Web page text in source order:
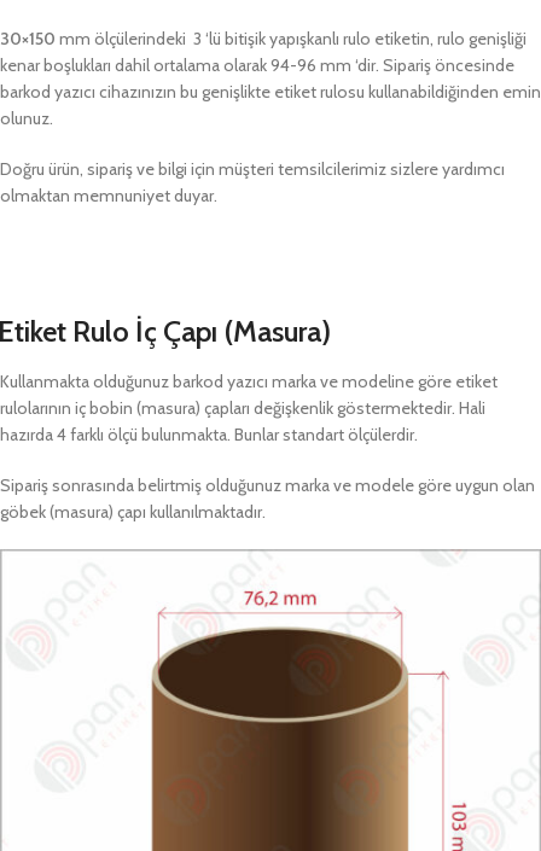
30×150 mm ölçülerindeki 3 ‘lü bitişik yapışkanlı rulo etiketin, rulo genişliği
kenar boşlukları dahil ortalama olarak 94-96 mm ‘dir. Sipariş öncesinde
barkod yazıcı cihazınızın bu genişlikte etiket rulosu kullanabildiğinden emin
olunuz.
Doğru ürün, sipariş ve bilgi için müşteri temsilcilerimiz sizlere yardımcı
olmaktan memnuniyet duyar.
Rulo İç Çapı (Masura)
Kullanmakta olduğunuz barkod yazıcı marka ve modeline göre etiket
rulolarının iç bobin (masura) çapları değişkenlik göstermektedir. Hali
hazırda 4 farklı ölçü bulunmakta. Bunlar standart ölçülerdir.
Sipariş sonrasında belirtmiş olduğunuz marka ve modele göre uygun olan
göbek (masura) çapı kullanılmaktadır.